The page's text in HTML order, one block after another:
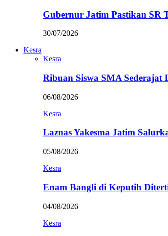
Gubernur Jatim Pastikan SR
30/07/2026
Kesra
Kesra
Ribuan Siswa SMA
06/08/2026
Kesra
Laznas Yakesma Jatim
05/08/2026
Kesra
Enam Bangli di Keputih
04/08/2026
Kesra